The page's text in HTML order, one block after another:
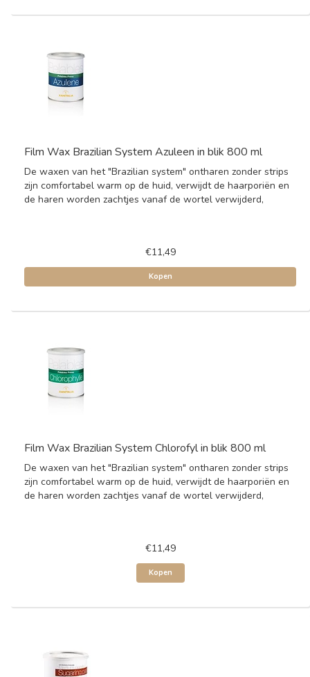
Film Wax Brazilian System Azuleen in blik 800 ml
De waxen van het "Brazilian system" ontharen zonder strips
zijn comfortabel warm op de huid, verwijdt de haarporiën en
de haren worden zachtjes vanaf de wortel verwijderd,
€11,49
Kopen
Film Wax Brazilian System Chlorofyl in blik 800 ml
De waxen van het "Brazilian system" ontharen zonder strips
zijn comfortabel warm op de huid, verwijdt de haarporiën en
de haren worden zachtjes vanaf de wortel verwijderd,
€11,49
Kopen